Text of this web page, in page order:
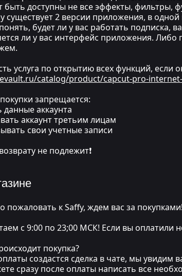
быть доступны не все эффекты, фильтры,
существует 2 версии приложения, в
будет ли у вас работать подписка,
ли у вас интерфейс приложения.
услуга по открытию всех функций,
catalog/product/capcut-pro-
покупки запрещается:
аккаунта
аккаунт третьим лицам
свои учетные записи
не подлежит❗
пожаловать к Saffy, ждем вас за
с 9:00 по 23;00 МСК! Если вы оплатили
покупка?
создастся сделка в чате, мы
сразу после оплаты написать все